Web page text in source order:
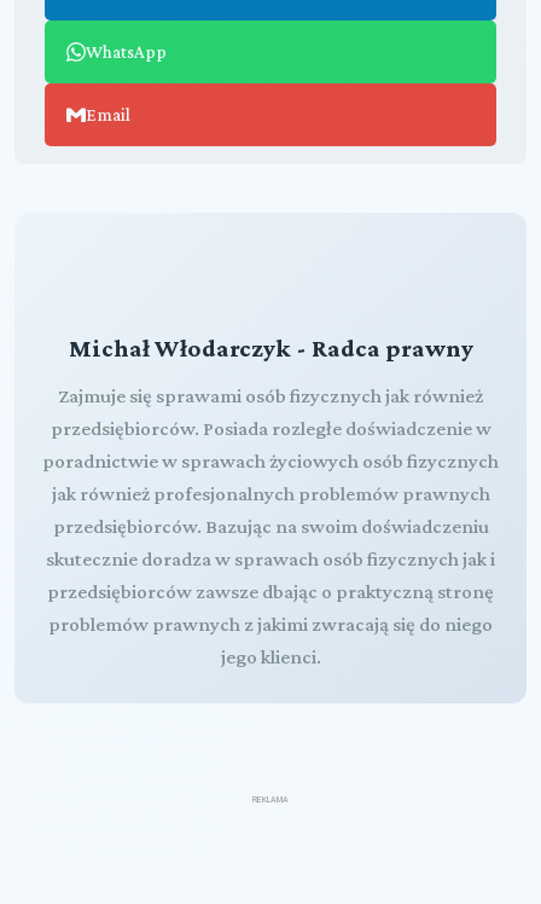
WhatsApp
Email
Michał Włodarczyk - Radca prawny
Zajmuje się sprawami osób fizycznych jak również
przedsiębiorców. Posiada rozległe doświadczenie w
poradnictwie w sprawach życiowych osób fizycznych
jak również profesjonalnych problemów prawnych
przedsiębiorców. Bazując na swoim doświadczeniu
skutecznie doradza w sprawach osób fizycznych jak i
przedsiębiorców zawsze dbając o praktyczną stronę
problemów prawnych z jakimi zwracają się do niego
jego klienci.
REKLAMA